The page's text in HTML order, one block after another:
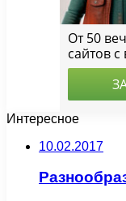
Интересное
10.02.2017